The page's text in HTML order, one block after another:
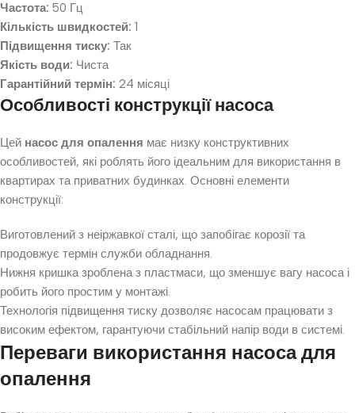
Частота: 50 Гц
Кількість швидкостей: 1
Підвищення тиску: Так
Якість води: Чиста
Гарантійний термін: 24 місяці
Особливості конструкції насоса
Цей насос для опалення має низку конструктивних
особливостей, які роблять його ідеальним для використання в
квартирах та приватних будинках. Основні елементи
конструкції:
Виготовлений з неіржавкої сталі, що запобігає корозії та
продовжує термін служби обладнання.
Нижня кришка зроблена з пластмаси, що зменшує вагу насоса і
робить його простим у монтажі.
Технологія підвищення тиску дозволяє насосам працювати з
високим ефектом, гарантуючи стабільний напір води в системі.
Переваги використання насоса для
опалення